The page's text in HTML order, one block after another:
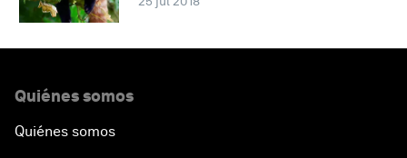
Quiénes somos
Quiénes somos